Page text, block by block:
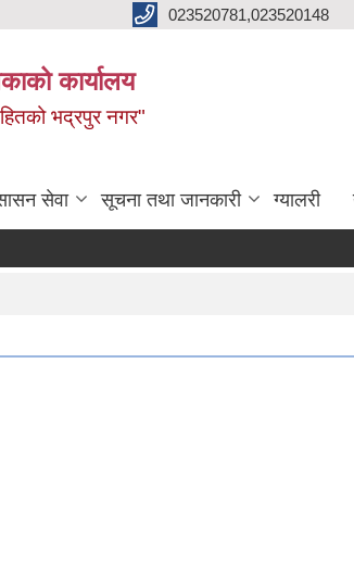
023520781,023520148
कार्यालय
भद्रपुर नगर"
सेवा सूचना तथा जानकारी ग्यालरी